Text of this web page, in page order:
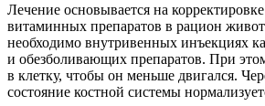
Лечение основывается на
витаминных препаратов в рацион
необходимо внутривенных инъекциях
и обезболивающих препаратов. При
в клетку, чтобы он меньше двигался.
состояние костной системы